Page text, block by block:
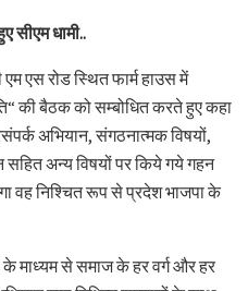
सीएम धामी..
एस रोड स्थित फार्म हाउस में
की बैठक को सम्बोधित करते हुए कहा
अभियान, संगठनात्मक विषयों,
अन्य विषयों पर किये गये गहन
वह निश्चित रूप से प्रदेश भाजपा के
के माध्यम से समाज के हर वर्ग और हर